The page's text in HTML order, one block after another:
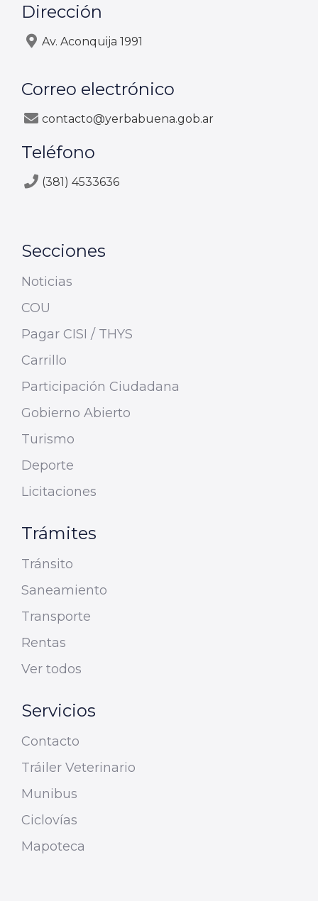
Dirección
Av. Aconquija 1991
Correo electrónico
contacto@yerbabuena.gob.ar
Teléfono
(381) 4533636
Secciones
Noticias
COU
Pagar CISI / THYS
Carrillo
Participación Ciudadana
Gobierno Abierto
Turismo
Deporte
Licitaciones
Trámites
Tránsito
Saneamiento
Transporte
Rentas
Ver todos
Servicios
Contacto
Tráiler Veterinario
Munibus
Ciclovías
Mapoteca